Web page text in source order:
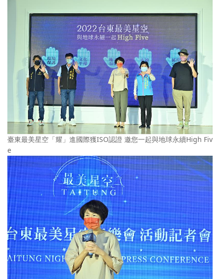
臺東最美星空「耀」進國際獲ISO認證 邀您一起與地球永續High Fiv
e